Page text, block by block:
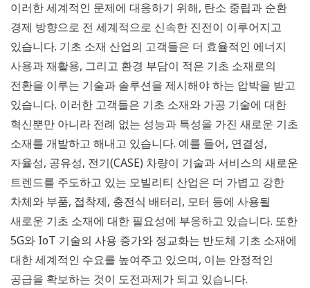
이러한 세계적인 문제에 대응하기 위해, 탄소 중립과 순환
경제 방향으로 전 세계적으로 신속한 진전이 이루어지고
있습니다. 기초 소재 산업의 고객들은 더 효율적인 에너지
사용과 재활용, 그리고 환경 부담이 적은 기초 소재로의
전환을 이루는 기술과 솔루션을 제시해야 하는 압박을 받고
있습니다. 이러한 고객들은 기초 소재와 가공 기술에 대한
혁신뿐만 아니라 전례 없는 성능과 특성을 가진 새로운 기초
소재를 개발하고 해내고 있습니다. 예를 들어, 연결성,
자율성, 공유성, 전기(CASE) 차량이 기술과 서비스의 새로운
트렌드를 주도하고 있는 모빌리티 산업은 더 가볍고 강한
차체와 부품, 접착제, 충전식 배터리, 모터 등에 사용될
새로운 기초 소재에 대한 필요성에 부응하고 있습니다. 또한
5G와 IoT 기술의 사용 증가와 정교화는 반도체 기초 소재에
대한 세계적인 수요를 높여주고 있으며, 이는 안정적인
공급을 확보하는 것이 도전과제가 되고 있습니다.